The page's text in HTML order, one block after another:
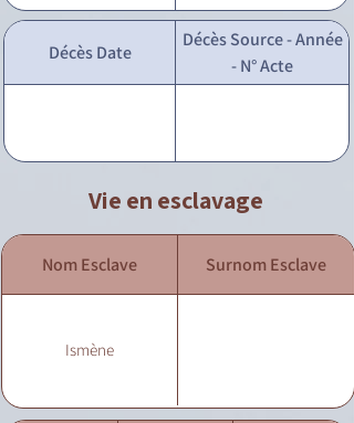
Décès Date
Décès Source - Année
- N° Acte
Vie en esclavage
Nom Esclave Surnom Esclave
Ismène